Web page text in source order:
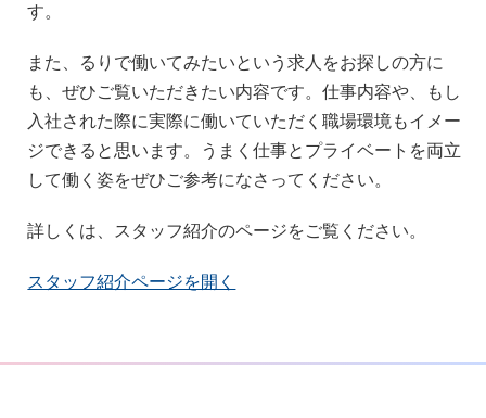
す。
また、るりで働いてみたいという求人をお探しの方に
も、ぜひご覧いただきたい内容です。仕事内容や、もし
入社された際に実際に働いていただく職場環境もイメー
ジできると思います。うまく仕事とプライベートを両立
して働く姿をぜひご参考になさってください。
詳しくは、スタッフ紹介のページをご覧ください。
スタッフ紹介ページを開く